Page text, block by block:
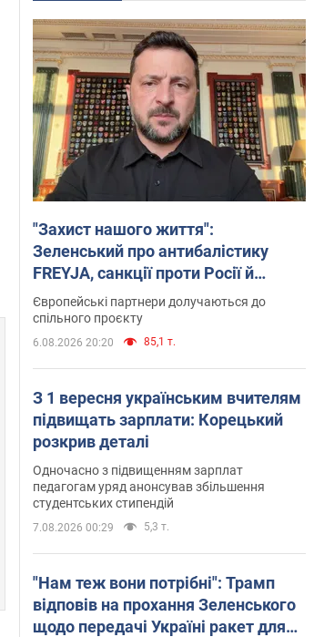
"Захист нашого життя":
Зеленський про антибалістику
FREYJA, санкції проти Росії й
підтримку аграріїв. Відео
Європейські партнери долучаються до
спільного проєкту
6.08.2026 20:20 85,1 т.
З 1 вересня українським вчителям
підвищать зарплати: Корецький
розкрив деталі
Одночасно з підвищенням зарплат
педагогам уряд анонсував збільшення
студентських стипендій
7.08.2026 00:29 5,3 т.
"Нам теж вони потрібні": Трамп
відповів на прохання Зеленського
щодо передачі Україні ракет для